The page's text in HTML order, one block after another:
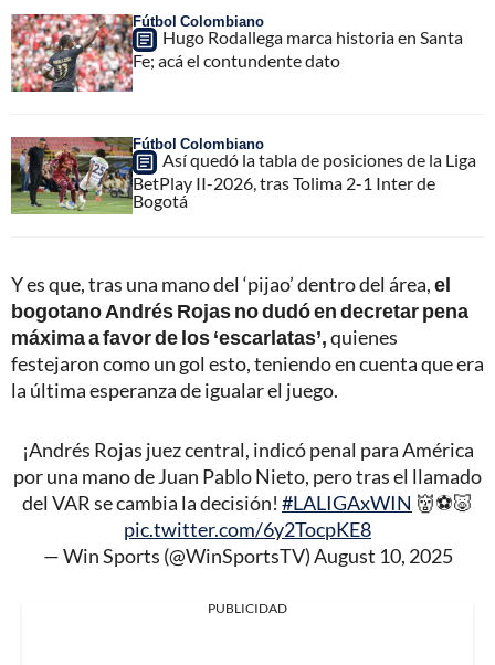
Fútbol Colombiano
Hugo Rodallega marca historia en Santa
Fe; acá el contundente dato
Fútbol Colombiano
Así quedó la tabla de posiciones de la Liga
BetPlay II-2026, tras Tolima 2-1 Inter de
Bogotá
Y es que, tras una mano del ‘pijao’ dentro del área,el
bogotano Andrés Rojas no dudó en decretar pena
máxima a favor de los ‘escarlatas’,quienes
festejaron como un gol esto, teniendo en cuenta que era
la última esperanza de igualar el juego.
¡Andrés Rojas juez central, indicó penal para América
por una mano de Juan Pablo Nieto, pero tras el llamado
del VAR se cambia la decisión! #LALIGAxWIN 👹⚽🐷
pic.twitter.com/6y2TocpKE8
— Win Sports (@WinSportsTV)August 10, 2025
PUBLICIDAD